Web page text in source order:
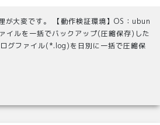
が大変です。 【動作検証環境】OS：ubun
ルを一括でバックアップ(圧縮保存)した
グファイル(*.log)を日別に一括で圧縮保